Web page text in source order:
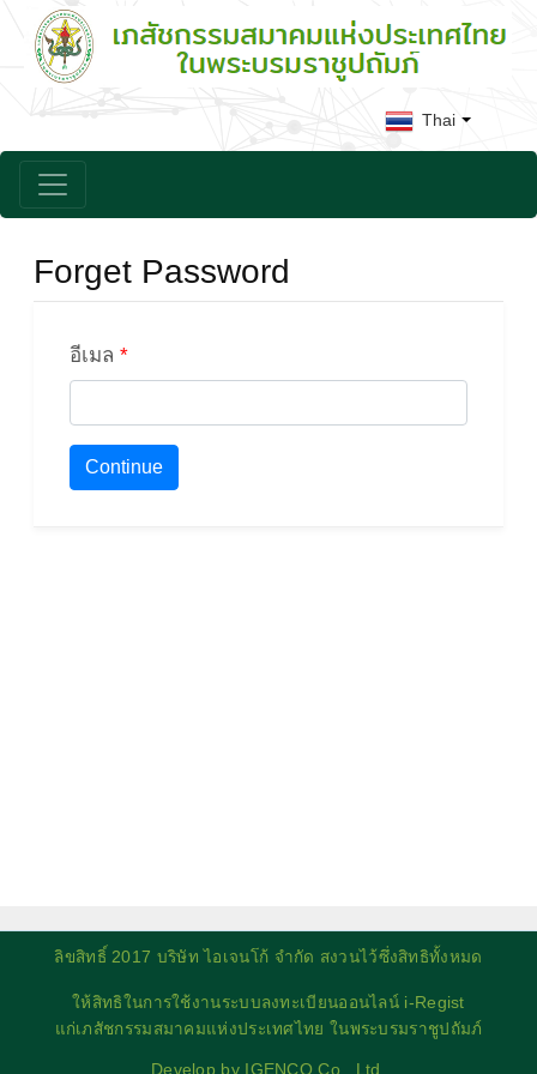
Thai
Forget Password
อีเมล *
ลิขสิทธิ์ 2017 บริษัท ไอเจนโก้ จำกัด สงวนไว้ซึ่งสิทธิทั้งหมด
ให้สิทธิในการใช้งานระบบลงทะเบียนออนไลน์ i-Regist
แก่เภสัชกรรมสมาคมแห่งประเทศไทย ในพระบรมราชูปถัมภ์
Develop by IGENCO Co., Ltd.